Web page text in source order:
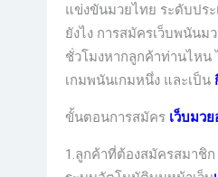
แข่งขันมวยไทย ระดับปร
ยังไง การสมัครเว็บพนันม
ชั่วโมงหากลูกค้าท่านไหน
เกมพนันเกมหนึ่ง และเป็น
ขั้นตอนการสมัคร เว็บมว
1.ลูกค้าที่ต้องสมัครสมาชิ